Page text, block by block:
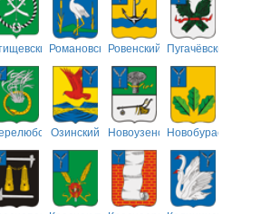
РомановскийРовенский Пугачёвский
Озинский НовоузенскийНовобурасский